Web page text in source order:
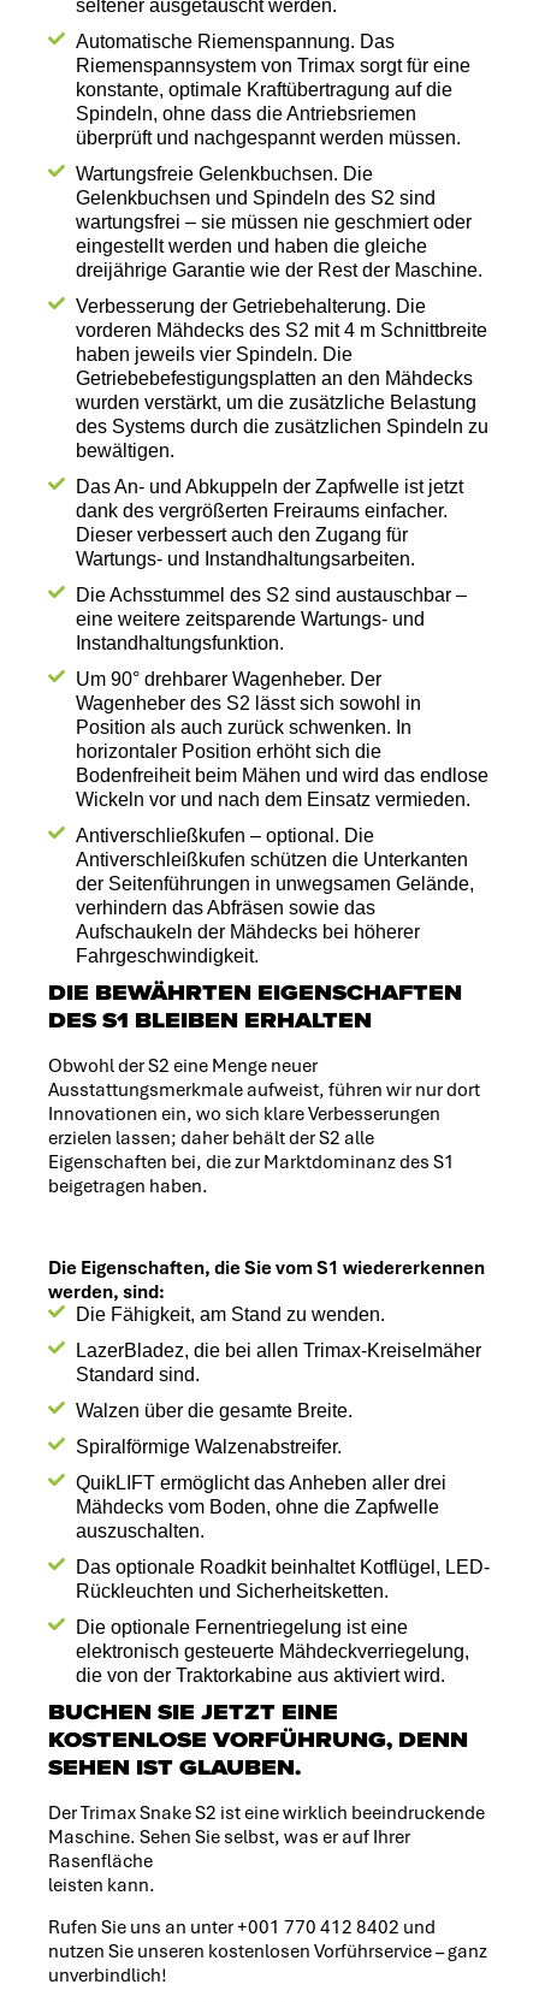
seltener ausgetauscht werden.
Automatische Riemenspannung. Das
Riemenspannsystem von Trimax sorgt für eine
konstante, optimale Kraftübertragung auf die
Spindeln, ohne dass die Antriebsriemen
überprüft und nachgespannt werden müssen.
Wartungsfreie Gelenkbuchsen. Die
Gelenkbuchsen und Spindeln des S2 sind
wartungsfrei – sie müssen nie geschmiert oder
eingestellt werden und haben die gleiche
dreijährige Garantie wie der Rest der Maschine.
Verbesserung der Getriebehalterung. Die
vorderen Mähdecks des S2 mit 4 m Schnittbreite
haben jeweils vier Spindeln. Die
Getriebebefestigungsplatten an den Mähdecks
wurden verstärkt, um die zusätzliche Belastung
des Systems durch die zusätzlichen Spindeln zu
bewältigen.
Das An- und Abkuppeln der Zapfwelle ist jetzt
dank des vergrößerten Freiraums einfacher.
Dieser verbessert auch den Zugang für
Wartungs- und Instandhaltungsarbeiten.
Die Achsstummel des S2 sind austauschbar –
eine weitere zeitsparende Wartungs- und
Instandhaltungsfunktion.
Um 90° drehbarer Wagenheber. Der
Wagenheber des S2 lässt sich sowohl in
Position als auch zurück schwenken. In
horizontaler Position erhöht sich die
Bodenfreiheit beim Mähen und wird das endlose
Wickeln vor und nach dem Einsatz vermieden.
Antiverschließkufen – optional. Die
Antiverschleißkufen schützen die Unterkanten
der Seitenführungen in unwegsamen Gelände,
verhindern das Abfräsen sowie das
Aufschaukeln der Mähdecks bei höherer
Fahrgeschwindigkeit.
DIE BEWÄHRTEN EIGENSCHAFTEN
DES S1 BLEIBEN ERHALTEN
Obwohl der S2 eine Menge neuer
Ausstattungsmerkmale aufweist, führen wir nur dort
Innovationen ein, wo sich klare Verbesserungen
erzielen lassen; daher behält der S2 alle
Eigenschaften bei, die zur Marktdominanz des S1
beigetragen haben.
Die Eigenschaften, die Sie vom S1 wiedererkennen
werden, sind:
Die Fähigkeit, am Stand zu wenden.
LazerBladez, die bei allen Trimax-Kreiselmäher
Standard sind.
Walzen über die gesamte Breite.
Spiralförmige Walzenabstreifer.
QuikLIFT ermöglicht das Anheben aller drei
Mähdecks vom Boden, ohne die Zapfwelle
auszuschalten.
Das optionale Roadkit beinhaltet Kotflügel, LED-
Rückleuchten und Sicherheitsketten.
Die optionale Fernentriegelung ist eine
elektronisch gesteuerte Mähdeckverriegelung,
die von der Traktorkabine aus aktiviert wird.
BUCHEN SIE JETZT EINE
KOSTENLOSE VORFÜHRUNG, DENN
SEHEN IST GLAUBEN.
Der Trimax Snake S2 ist eine wirklich beeindruckende
Maschine. Sehen Sie selbst, was er auf Ihrer
Rasenfläche
leisten kann.
Rufen Sie uns an unter +001 770 412 8402 und
nutzen Sie unseren kostenlosen Vorführservice – ganz
unverbindlich!